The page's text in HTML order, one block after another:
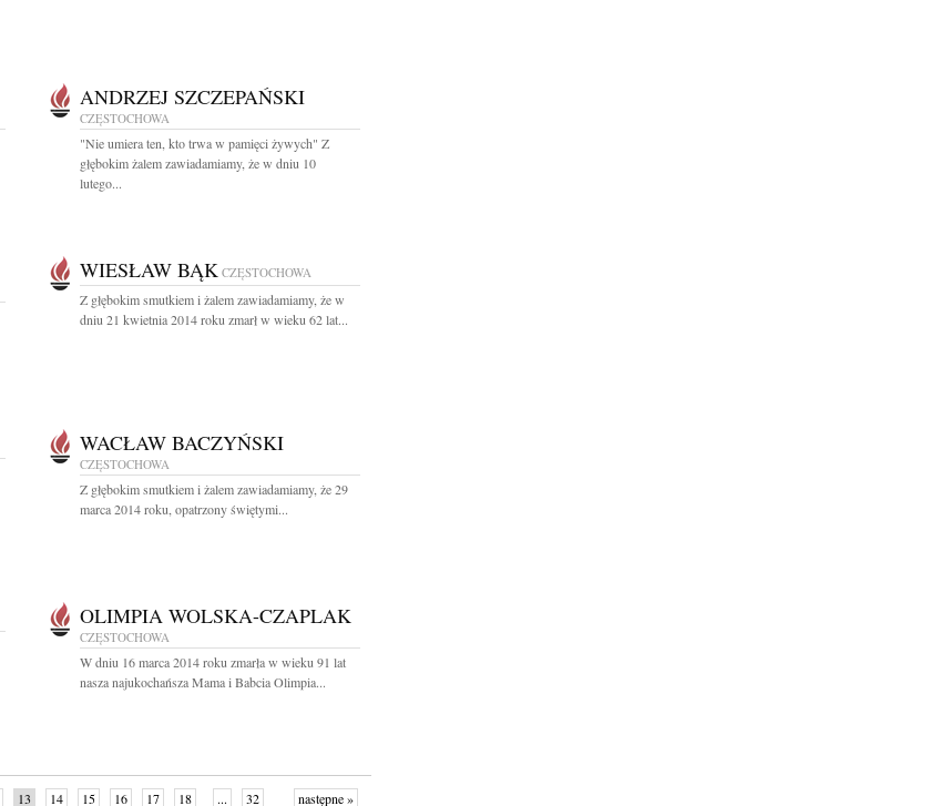
ANDRZEJ SZCZEPAŃSKI
CZĘSTOCHOWA
"Nie umiera ten, kto trwa w pamięci żywych" Z
głębokim żalem zawiadamiamy, że w dniu 10
lutego...
WIESŁAW BĄK CZĘSTOCHOWA
Z głębokim smutkiem i żalem zawiadamiamy, że w
dniu 21 kwietnia 2014 roku zmarł w wieku 62 lat...
WACŁAW BACZYŃSKI
CZĘSTOCHOWA
Z głębokim smutkiem i żalem zawiadamiamy, że 29
marca 2014 roku, opatrzony świętymi...
OLIMPIA WOLSKA-CZAPLAK
CZĘSTOCHOWA
W dniu 16 marca 2014 roku zmarła w wieku 91 lat
nasza najukochańsza Mama i Babcia Olimpia...
13 14 15 16 17 18 ... 32 następne »